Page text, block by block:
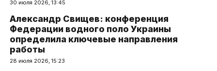
30 июля 2026, 13:45
Александр Свищев: конференция
Федерации водного поло Украины
определила ключевые направления
работы
28 июля 2026, 15:23